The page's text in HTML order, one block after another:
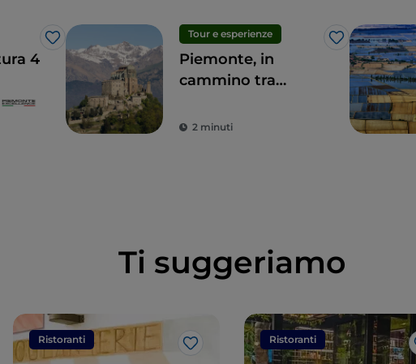
Like
4
Tour e esperienze
Like
Piemonte, in
cammino tra
2 minuti
Ti suggeriamo
Ristoranti
Like
Ristoranti